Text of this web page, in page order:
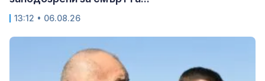
13:12 • 06.08.26